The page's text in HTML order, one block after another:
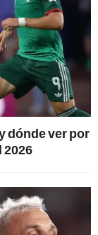
dónde ver por
2026